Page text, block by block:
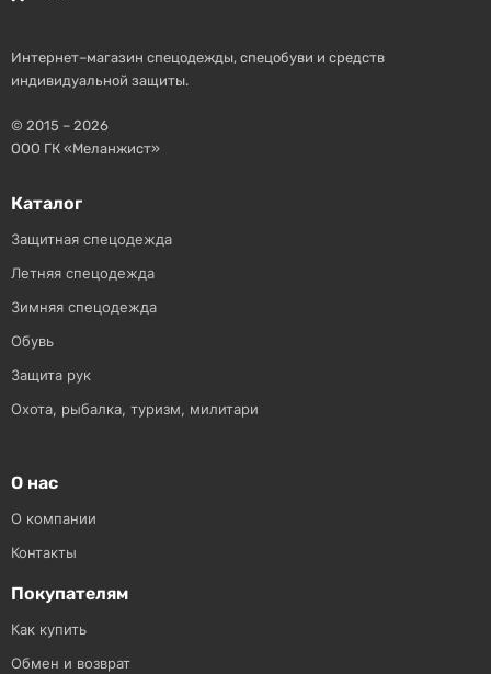
Интернет–магазин спецодежды, спецобуви и средств
индивидуальной защиты.
© 2015 – 2026
ООО ГК «Меланжист»
Каталог
Защитная спецодежда
Летняя спецодежда
Зимняя спецодежда
Обувь
Защита рук
Охота, рыбалка, туризм, милитари
О нас
О компании
Контакты
Покупателям
Как купить
Обмен и возврат